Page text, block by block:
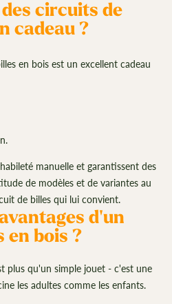
circuits de
cadeau ?
en bois est un excellent cadeau
manuelle et garantissent des
de modèles et de variantes au
de billes qui lui convient.
d'un
en bois ?
plus qu'un simple jouet - c'est une
les adultes comme les enfants.